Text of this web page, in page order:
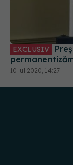
EXCLUSIV
10 iul 2020, 14:27